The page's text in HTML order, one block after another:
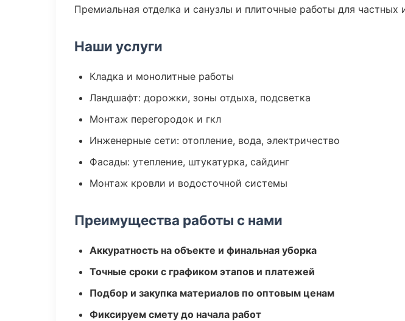
Премиальная отделка и санузлы и плиточные работы для
Наши услуги
Кладка и монолитные работы
Ландшафт: дорожки, зоны отдыха, подсветка
Монтаж перегородок и гкл
Инженерные сети: отопление, вода, электричество
Фасады: утепление, штукатурка, сайдинг
Монтаж кровли и водосточной системы
Преимущества работы с нами
Аккуратность на объекте и финальная уборка
Точные сроки с графиком этапов и платежей
Подбор и закупка материалов по оптовым ценам
Фиксируем смету до начала работ